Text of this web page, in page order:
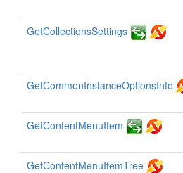
GetCollectionsSettings
GetCommonInstanceOptionsInfo
GetContentMenuItem
GetContentMenuItemTree